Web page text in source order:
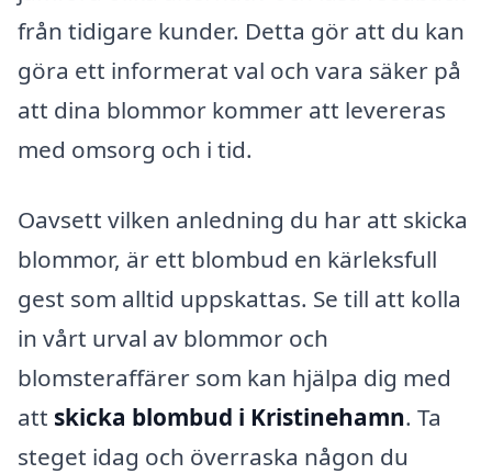
från tidigare kunder. Detta gör att du kan
göra ett informerat val och vara säker på
att dina blommor kommer att levereras
med omsorg och i tid.
Oavsett vilken anledning du har att skicka
blommor, är ett blombud en kärleksfull
gest som alltid uppskattas. Se till att kolla
in vårt urval av blommor och
blomsteraffärer som kan hjälpa dig med
att skicka blombud i Kristinehamn. Ta
steget idag och överraska någon du